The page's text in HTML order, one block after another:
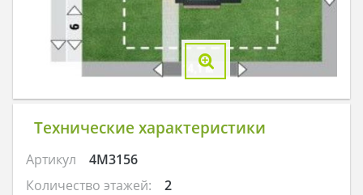
Технические характеристики
Артикул
4M3156
Количество этажей:
2